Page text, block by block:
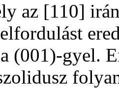
az [110]
(001)-gyel.